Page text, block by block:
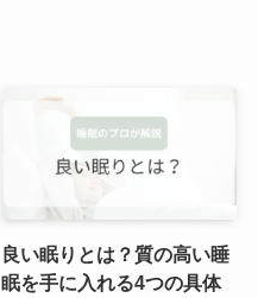
良い眠りとは？質の高い睡
眠を手に入れる4つの具体